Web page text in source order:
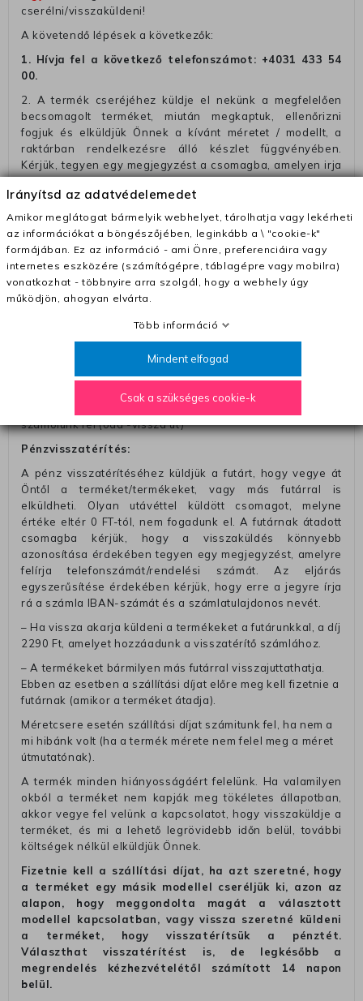
cserélni/visszaküldeni!
A követendő lépések a következők:
1. Hívja fel a következő telefonszámot: +4031 433 54
00.
2. A termék cseréjéhez küldje el nekünk a megfelelően
becsomagolt terméket, miután megkaptuk, ellenőrizni
fogjuk és elküldjük Önnek a kívánt méretet / modellt, a
raktárban rendelkezésre álló készlet függvényében.
Kérjük, tegyen egy megjegyzést a csomagba, amelyen irja
a telefonszámát vagy a rendelési számot, hogy
megkönnyitse az azonósitást és a visszatéritést.
Az elküldött csomagok visszautasításra kerülnek, ha
ezeket nem megfelelő módon csomagolják !!
Szállítási díjak:
– Futár - kézbesítés az ország egész területén, 2-3
munkanapon belül a megrendelés e-mailben / sms-ben
történő megerősítésétől számítva
– Szállítás 1700 Ft (+400 Ft utánvéttel)
– Ingyenes szállítás 31600 Ft feletti megrendeléseknél
(+400 Ft utánvétte)
– A kapott termék cseréjéért 3780 Ft szállítási díjat
számolunk fel (oda -vissza út)
Pénzvisszatérítés:
A pénz visszatérítéséhez küldjük a futárt, hogy vegye át
Öntől a terméket/termékeket, vagy más futárral is
elküldheti. Olyan utávéttel küldött csomagot, melyne
értéke eltér 0 FT-tól, nem fogadunk el. A futárnak átadott
csomagba kérjük, hogy a visszaküldés könnyebb
azonosítása érdekében tegyen egy megjegyzést, amelyre
felírja telefonszámát/rendelési számát. Az eljárás
egyszerűsítése érdekében kérjük, hogy erre a jegyre írja
rá a számla IBAN-számát és a számlatulajdonos nevét.
– Ha vissza akarja küldeni a termékeket a futárunkkal, a díj
2290 Ft, amelyet hozzáadunk a visszatérítő számlához.
– A termékeket bármilyen más futárral visszajuttathatja.
Ebben az esetben a szállítási díjat előre meg kell fizetnie a
futárnak (amikor a terméket átadja).
Méretcsere esetén szállítási díjat számitunk fel, ha nem a
mi hibánk volt (ha a termék mérete nem felel meg a méret
útmutatónak).
A termék minden hiányosságáért felelünk. Ha valamilyen
okból a terméket nem kapják meg tökéletes állapotban,
akkor vegye fel velünk a kapcsolatot, hogy visszaküldje a
terméket, és mi a lehető legrövidebb időn belül, további
költségek nélkül elküldjük Önnek.
Fizetnie kell a szállítási díjat, ha azt szeretné, hogy
a terméket egy másik modellel cseréljük ki, azon az
alapon, hogy meggondolta magát a választott
modellel kapcsolatban, vagy vissza szeretné küldeni
a terméket, hogy visszatérítsük a pénztét.
Választhat visszatérítést is, de legkésőbb a
megrendelés kézhezvételétől számított 14 napon
belül.
Irányítsd az adatvédelemedet
Amikor meglátogat bármelyik webhelyet, tárolhatja vagy lekérheti
az információkat a böngészőjében, leginkább a \ "cookie-k"
formájában. Ez az információ - ami Önre, preferenciáira vagy
internetes eszközére (számítógépre, táblagépre vagy mobilra)
vonatkozhat - többnyire arra szolgál, hogy a webhely úgy
működjön, ahogyan elvárta.
Több információ
Mindent elfogad
Csak a szükséges cookie-k